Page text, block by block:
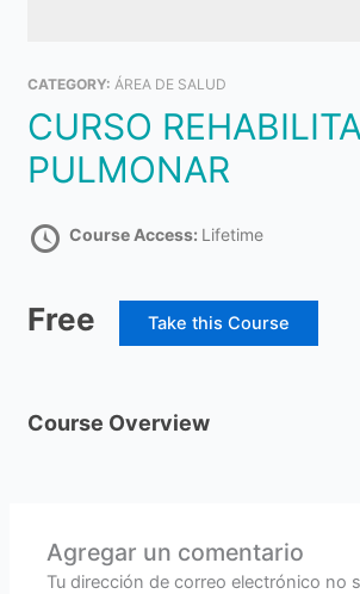
CATEGORY: ÁREA DE SALUD
CURSO REHABILITACIÓN
PULMONAR
Course Access: Lifetime
Free Take this Course
Course Overview
Agregar un comentario
Tu dirección de correo electrónico no